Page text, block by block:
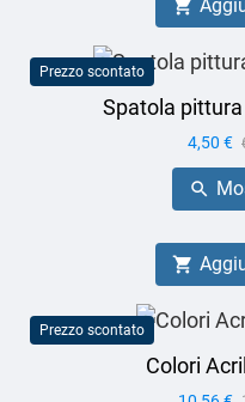

Prezzo scontato
Spatola
Prezzo
4,50 €


Prezzo scontato
Colori